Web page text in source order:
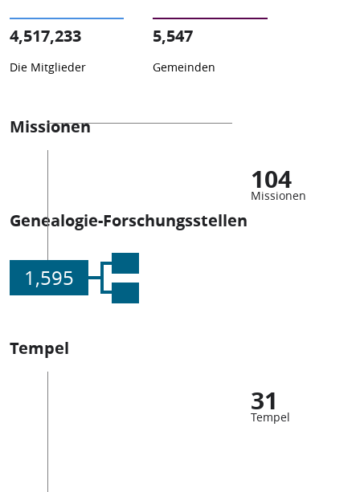
4,517,233
Die Mitglieder
5,547
Gemeinden
Missionen
104
Missionen
Genealogie-Forschungsstellen
1,595
Tempel
31
Tempel